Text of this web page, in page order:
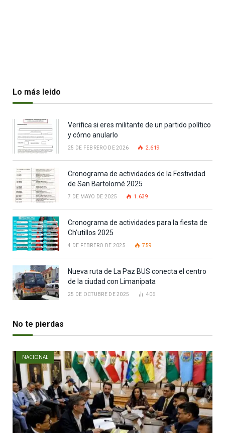
Lo más leido
Verifica si eres militante de un partido político
y cómo anularlo
25 DE FEBRERO DE 2026 2.619
Cronograma de actividades de la Festividad
de San Bartolomé 2025
7 DE MAYO DE 2025 1.639
Cronograma de actividades para la fiesta de
Ch’utillos 2025
4 DE FEBRERO DE 2025 759
Nueva ruta de La Paz BUS conecta el centro
de la ciudad con Limanipata
25 DE OCTUBRE DE 2025 406
No te pierdas
NACIONAL